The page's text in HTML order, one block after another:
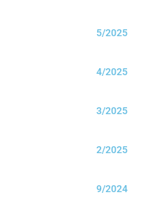
5/2025
4/2025
3/2025
2/2025
9/2024